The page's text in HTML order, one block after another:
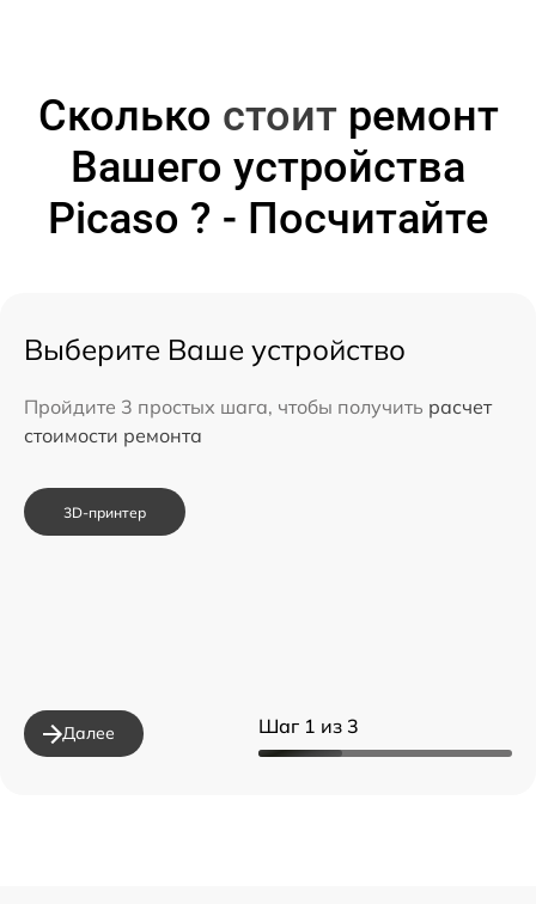
Сколько стоитремонт
Вашего устройства
Picaso ? - Посчитайте
Шаг 1 из 3
Выберите Ваше устройство
Пройдите 3 простых шага, чтобы получить расчет
стоимости ремонта
3D-принтер
Далее